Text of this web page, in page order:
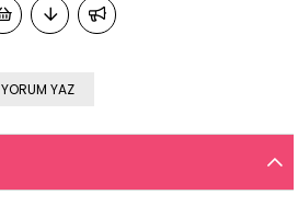
YORUM YAZ